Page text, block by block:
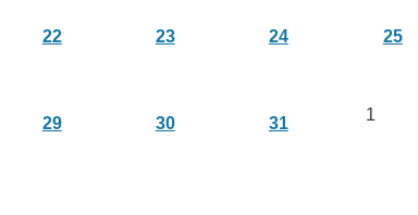
22 23 24 25
29 30 31 1